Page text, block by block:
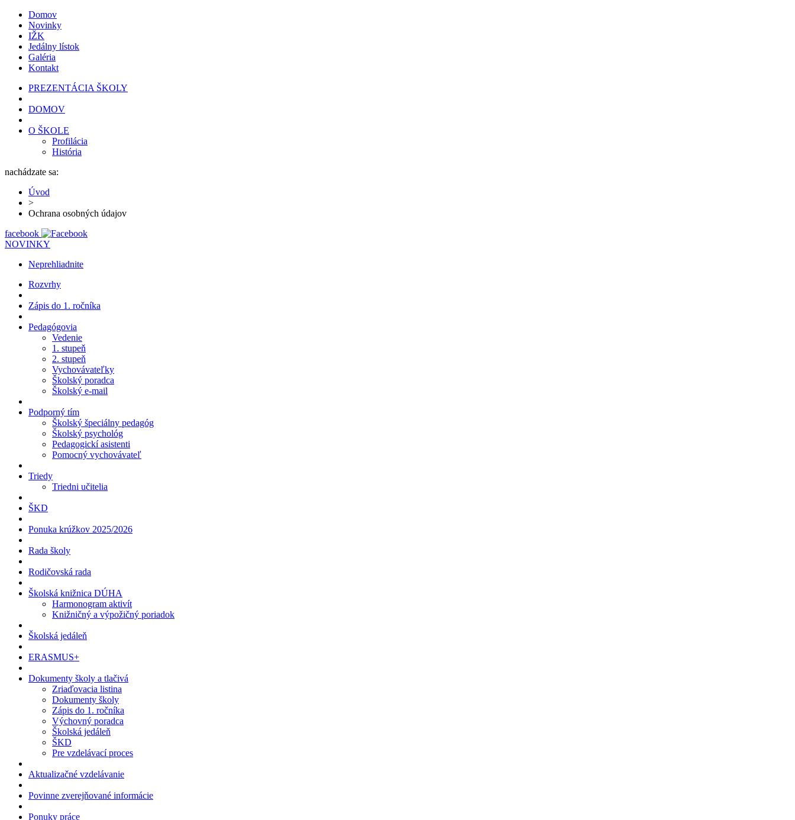
Domov
Novinky
IŽK
Jedálny lístok
Galéria
Kontakt
PREZENTÁCIA ŠKOLY
DOMOV
O ŠKOLE
Profilácia
História
nachádzate sa:
Úvod
>
Ochrana osobných údajov
facebook
NOVINKY
Neprehliadnite
Rozvrhy
Zápis do 1. ročníka
Pedagógovia
Vedenie
1. stupeň
2. stupeň
Vychovávateľky
Školský poradca
Školský e-mail
Podporný tím
Školský špeciálny pedagóg
Školský psychológ
Pedagogickí asistenti
Pomocný vychovávateľ
Triedy
Triedni učitelia
ŠKD
Ponuka krúžkov 2025/2026
Rada školy
Rodičovská rada
Školská knižnica DÚHA
Harmonogram aktivít
Knižničný a výpožičný poriadok
Školská jedáleň
ERASMUS+
Dokumenty školy a tlačivá
Zriaďovacia listina
Dokumenty školy
Zápis do 1. ročníka
Výchovný poradca
Školská jedáleň
ŠKD
Pre vzdelávací proces
Aktualizačné vzdelávanie
Povinne zverejňované informácie
Ponuky práce